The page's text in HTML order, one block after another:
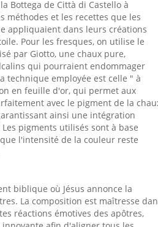
Bottega de Città di Castello à
méthodes et les recettes que les
appliquaient dans leurs créations
Pour les fresques, on utilise le
par Giotto, une chaux pure,
qui pourraient endommager
technique employée est celle " à
en feuille d'or, qui permet aux
avec le pigment de la
ainsi une intégration
pigments utilisés sont à base
l'intensité de la couleur reste
biblique où Jésus annonce la
La composition est maîtresse
réactions émotives des apôtres,